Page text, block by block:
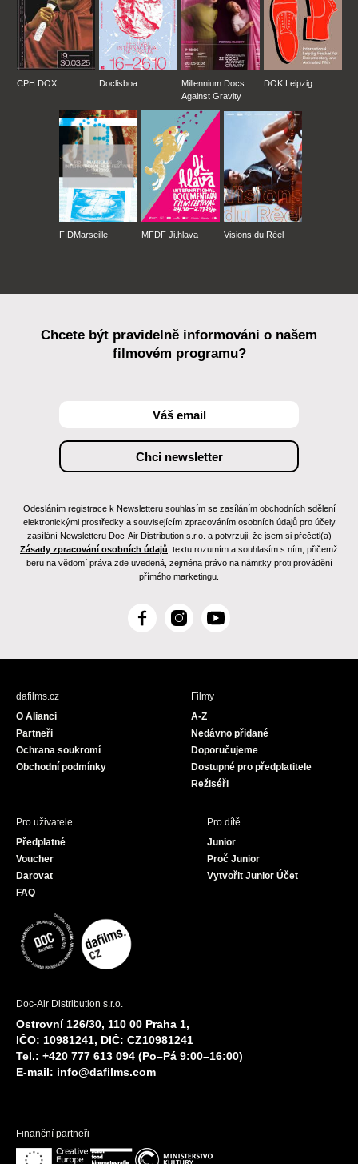
CPH:DOX Doclisboa
Millennium Docs
Against Gravity
DOK Leipzig
FIDMarseille MFDF Ji.hlava Visions du Réel
Chcete být pravidelně informováni o našem
filmovém programu?
Odesláním registrace k Newsletteru souhlasím se zasíláním obchodních sdělení
elektronickými prostředky a souvisejícím zpracováním osobních údajů pro účely
zasílání Newsletteru Doc-Air Distribution s.r.o. a potvrzuji, že jsem si přečetl(a)
Zásady zpracování osobních údajů , textu rozumím a souhlasím s ním, přičemž
beru na vědomí práva zde uvedená, zejména právo na námitky proti provádění
přímého marketingu.
F
c
I
s
Y
u
dafilms.cz
O Alianci
Partneři
Ochrana soukromí
Obchodní podmínky
Filmy
A-Z
Nedávno přidané
Doporučujeme
Dostupné pro předplatitele
Režiséři
Pro uživatele
Předplatné
Voucher
Darovat
FAQ
Pro dítě
Junior
Proč Junior
Vytvořit Junior Účet
Doc-Air Distribution s.r.o.
Ostrovní 126/30, 110 00 Praha 1,
IČO: 10981241, DIČ: CZ10981241
Tel.: +420 777 613 094 (Po–Pá 9:00–16:00)
E-mail: info@dafilms.com
Finanční partneři